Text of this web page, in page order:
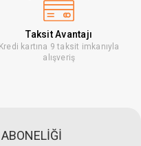
Taksit Avantajı
Kredi kartına 9 taksit imkanıyla
alışveriş